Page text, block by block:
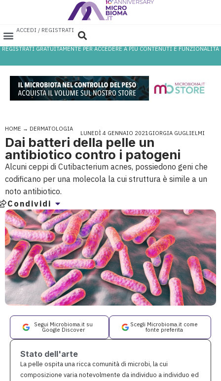
ACCEDI / REGISTRATI
REGISTRATI GRATUITAMENTE PER ACCEDERE A PIÙ CONTENUTI E FUNZIONALITÀ
HOME → DERMATOLOGIA
LUNEDÌ 4 GENNAIO 2021GIORGIA GUGLIELMI
Dai batteri della pelle un
antibiotico contro i patogeni
Alcuni ceppi di Cutibacterium acnes, possiedono geni che
codificano per una molecola la cui struttura è simile a un
noto antibiotico.
Condividi
Segui Microbioma.it su
Google Discover
Scegli Microbioma.it come
fonte preferita
Stato dell'arte
La pelle ospita una ricca comunità di microbi, la cui
composizione varia notevolmente da individuo a individuo ed